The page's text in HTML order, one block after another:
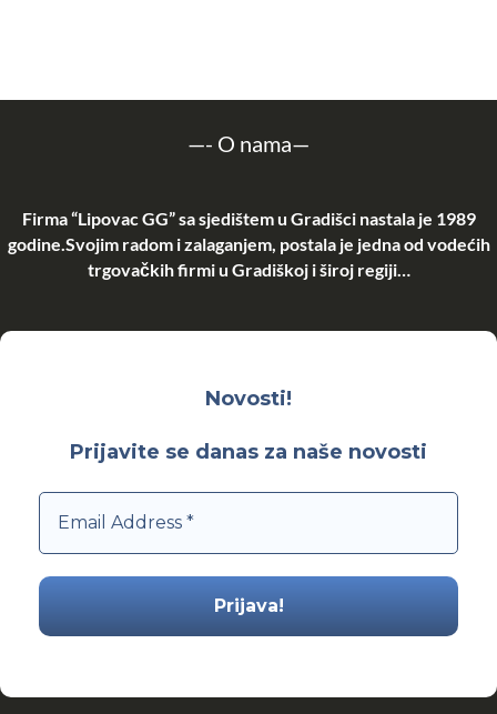
—- O nama—
Firma “Lipovac GG” sa sjedištem u Gradišci nastala je 1989
godine.Svojim radom i zalaganjem, postala je jedna od vodećih
trgovačkih firmi u Gradiškoj i široj regiji…
Novosti!
Prijavite se danas za naše novosti